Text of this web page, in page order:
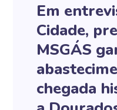
Em
Cidade,
MSGÁS
chegada